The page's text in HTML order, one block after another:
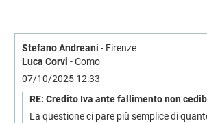
Stefano Andreani - Firenze
Luca Corvi - Como
07/10/2025 12:33
RE: Credito Iva ante fallimento non
La questione ci pare più semplice di